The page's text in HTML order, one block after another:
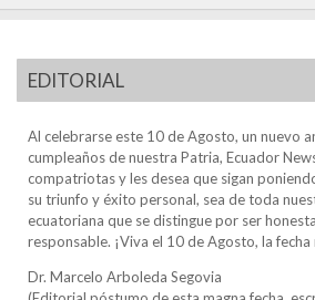
EDITORIAL
Al celebrarse este 10 de Agosto, un nuevo
cumpleaños de nuestra Patria, Ecuador
compatriotas y les desea que sigan
su triunfo y éxito personal, sea de toda
ecuatoriana que se distingue por ser
responsable. ¡Viva el 10 de Agosto, la
Dr. Marcelo Arboleda Segovia